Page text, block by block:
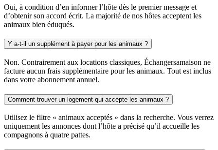
Oui, à condition d’en informer l’hôte dès le premier message et
d’obtenir son accord écrit. La majorité de nos hôtes acceptent les
animaux bien éduqués.
Y a-t-il un supplément à payer pour les animaux ?
Non. Contrairement aux locations classiques, Échangersamaison ne
facture aucun frais supplémentaire pour les animaux. Tout est inclus
dans votre abonnement annuel.
Comment trouver un logement qui accepte les animaux ?
Utilisez le filtre « animaux acceptés » dans la recherche. Vous verrez
uniquement les annonces dont l’hôte a précisé qu’il accueille les
compagnons à quatre pattes.